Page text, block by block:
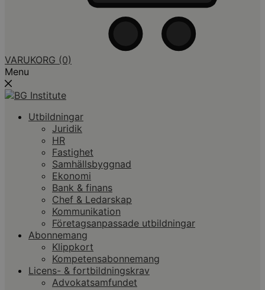
VARUKORG (0)
Menu
Utbildningar
Juridik
HR
Fastighet
Samhällsbyggnad
Ekonomi
Bank & finans
Chef & Ledarskap
Kommunikation
Företagsanpassade utbildningar
Abonnemang
Klippkort
Kompetensabonnemang
Licens- & fortbildningskrav
Advokatsamfundet